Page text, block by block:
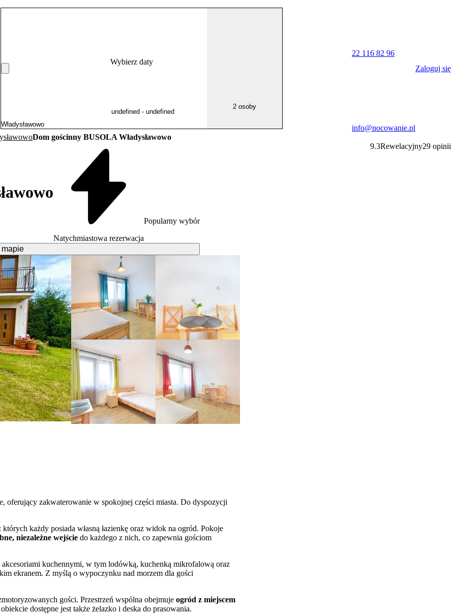
Wybierz daty
2 osoby
22 116 82 96
info@nocowanie.pl
Zaloguj się
Dom gościnny BUSOLA Władysławowo
Natychmiastowa rezerwacja
Popularny wybór
mapie
9.3Rewelacyjny29 opinii
zakwaterowanie w spokojnej części miasta. Do dyspozycji
każdy posiada własną łazienkę oraz widok na ogród. Pokoje
niezależne wejście do każdego z nich, co zapewnia gościom
kuchennymi, w tym lodówką, kuchenką mikrofalową oraz
ekranem. Z myślą o wypoczynku nad morzem dla gości
gości. Przestrzeń wspólna obejmuje ogród z miejscem
dostępne jest także żelazko i deska do prasowania.